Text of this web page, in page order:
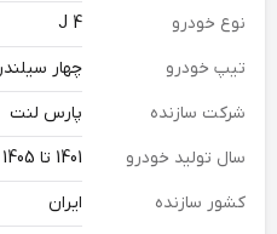
نوع خودرو
J 4
تیپ خودرو
چهار
شرکت سازنده
پارس لنت
سال تولید خودرو
1401 تا 1405
کشور سازنده
ایران